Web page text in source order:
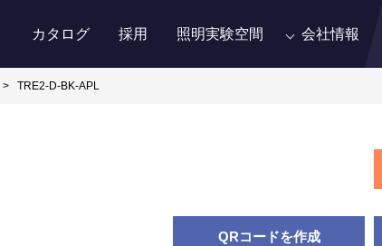
カタログ 採用 照明実験空間 会社情報
TRE2-D-BK-APL
QRコードを作成